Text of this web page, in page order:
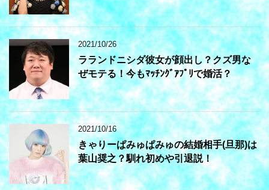
2021/10/26
ラランドニシダ彼女が顔出し？クズ男な
ぜモテる！今もﾏｯﾁﾝｸﾞｱﾌﾟﾘで婚活？
2021/10/16
きゃりーぱみゅぱみゅの結婚相手(旦那)は
葉山奨之？馴れ初めや引退説！